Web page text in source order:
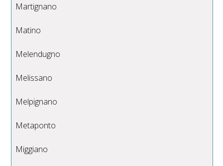
Martignano
Matino
Melendugno
Melissano
Melpignano
Metaponto
Miggiano